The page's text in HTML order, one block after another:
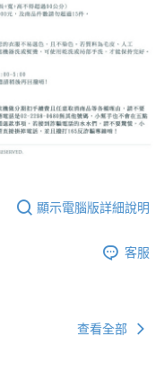
顯示電腦版詳細說明
客服
查看全部